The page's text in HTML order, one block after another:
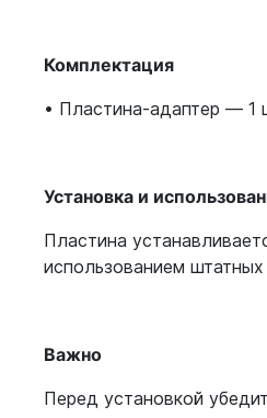
Комплектация
• Пластина-адаптер — 1
Установка и
Пластина
использованием штатных
Важно
Перед установкой